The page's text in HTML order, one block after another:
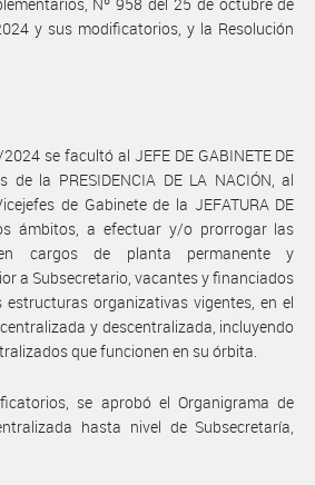
y sus modificatorios, y la Resolución
se facultó al JEFE DE GABINETE DE
la PRESIDENCIA DE LA NACIÓN, al
de Gabinete de la JEFATURA DE
ámbitos, a efectuar y/o prorrogar las
cargos de planta permanente y
a Subsecretario, vacantes y financiados
organizativas vigentes, en el
y descentralizada, incluyendo
que funcionen en su órbita.
se aprobó el Organigrama de
hasta nivel de Subsecretaría,